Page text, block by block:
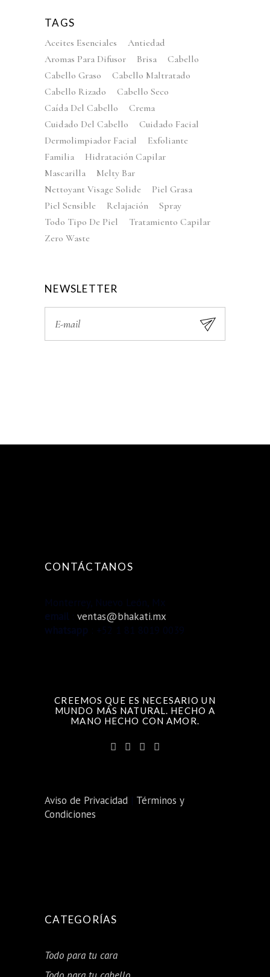
TAGS
Aceites Esenciales
Antiedad
Aromas Para Difusor
Brisa
Cabello
Cabello Graso
Cabello Maltratado
Cabello Rizado
Cabello Seco
Caída Del Cabello
Crema
Cuidado Del Cabello
Cuidado Facial
Dermolimpiador Facial
Exfoliante
Familia
Hidratación Capilar
Mascarilla
Melty Bar
Nettoyant Visage Solide
Piel Grasa
Piel Sensible
Relajación
Spray
Todo Tipo De Piel
Tratamiento Capilar
Zero Waste
NEWSLETTER
CONTÁCTANOS
Monterrey, Nuevo León, Mx
email
ventas@bhakati.mx
whatsapp : +52 1 81 8019 0039
CREEMOS QUE ES NECESARIO UN
MUNDO MÁS NATURAL. HECHO A
MANO HECHO CON AMOR.
Aviso de Privacidad | Términos y
Condiciones
CATEGORÍAS
Todo para tu cara